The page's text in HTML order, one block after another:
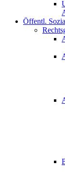
Öffentl.